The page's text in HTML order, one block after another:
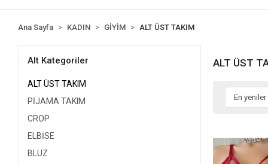
Ana Sayfa KADIN GİYİM ALT ÜST TAKIM
Alt Kategoriler
ALT ÜST TAKIM
PİJAMA TAKIM
CROP
ELBİSE
BLUZ
ALT ÜST